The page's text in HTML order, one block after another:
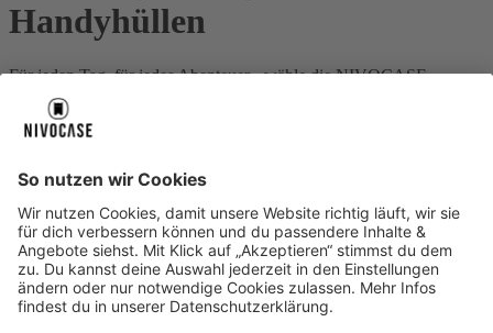
Handyhüllen
Für jeden Tag, für jedes Abenteuer - wähle die NIVOCASE
Schutzstufe, die genau zu deinem Leben passt.
Dein Gerät:
Über uns Über uns
About NIVOCASE NIVOCASE Test Lab Schreib uns
Sicher bezahlen
Sicher bezahlen